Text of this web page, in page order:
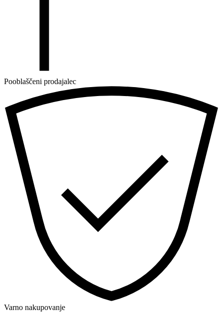
Pooblaščeni prodajalec
Varno nakupovanje